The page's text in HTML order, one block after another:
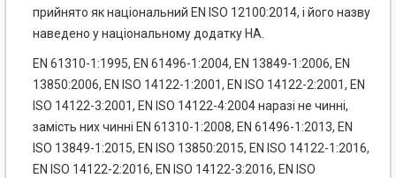
прийнято як національний EN ISO 12100:2014, і його назву
наведено у національному додатку НА.
EN 61310-1:1995, EN 61496-1:2004, EN 13849-1:2006, EN
13850:2006, EN ISO 14122-1:2001, EN ISO 14122-2:2001, EN
ISO 14122-3:2001, EN ISO 14122-4:2004 наразі не чинні,
замість них чинні EN 61310-1:2008, EN 61496-1:2013, EN
ISO 13849-1:2015, EN ISO 13850:2015, EN ISO 14122-1:2016,
EN ISO 14122-2:2016, EN ISO 14122-3:2016, EN ISO